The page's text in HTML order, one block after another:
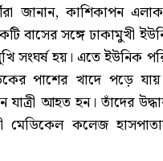
জানান, কাশিকাপন
বাসের সঙ্গে ঢাকামুখী
সংঘর্ষ হয়। এতে ইউনিক
পাশের খাদে পড়ে
আহত হন। তাঁদের
কলেজ